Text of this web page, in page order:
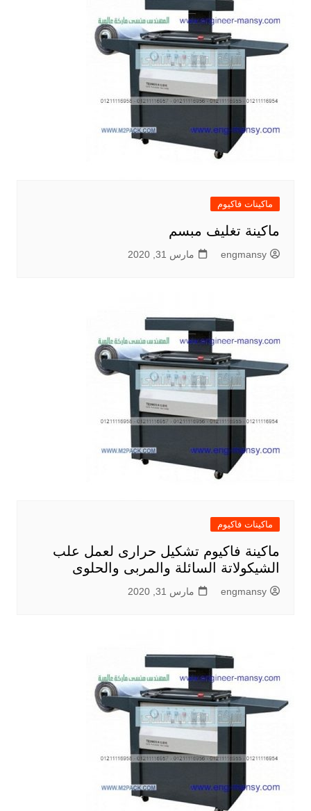
ماكينات فاكيوم
ماكينة تغليف مبسم
engmansy مارس 31, 2020
ماكينات فاكيوم
ماكينة فاكيوم تشكيل حرارى لعمل علب
الشيكولاتة السائلة والمربى والحلوى
engmansy مارس 31, 2020